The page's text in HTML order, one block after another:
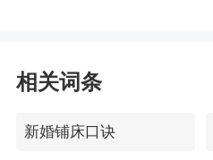
相关词条
新婚铺床口诀